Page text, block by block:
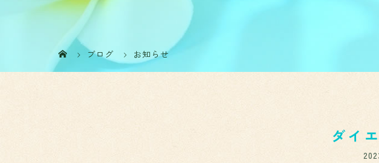
ブログ お知らせ
ダイ